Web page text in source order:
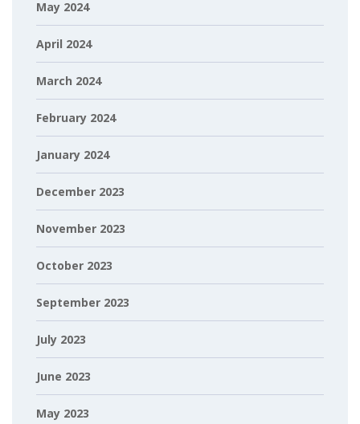
May 2024
April 2024
March 2024
February 2024
January 2024
December 2023
November 2023
October 2023
September 2023
July 2023
June 2023
May 2023